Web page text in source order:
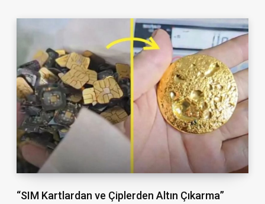
“SIM Kartlardan ve Çiplerden Altın Çıkarma”